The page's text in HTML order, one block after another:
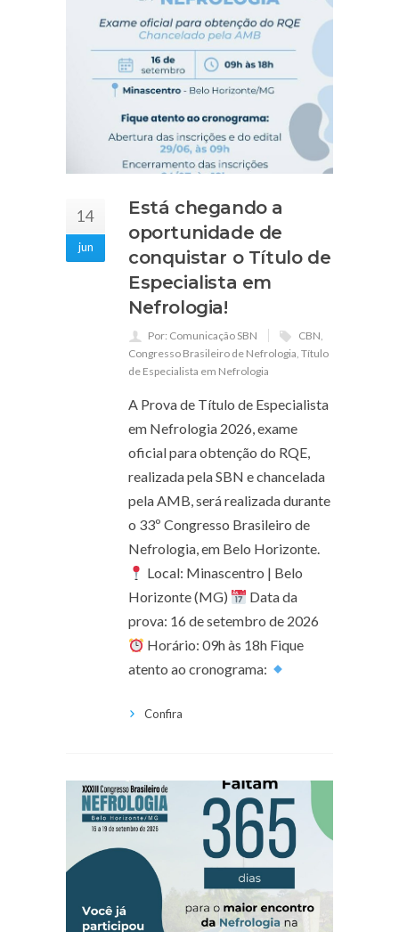
14
jun
Está chegando a
oportunidade de
conquistar o Título de
Especialista em
Nefrologia!
Por: Comunicação SBN CBN,
Congresso Brasileiro de Nefrologia, Título
de Especialista em Nefrologia
A Prova de Título de Especialista
em Nefrologia 2026, exame
oficial para obtenção do RQE,
realizada pela SBN e chancelada
pela AMB, será realizada durante
o 33º Congresso Brasileiro de
Nefrologia, em Belo Horizonte.
Local: Minascentro | Belo
Horizonte (MG)
Data da
prova: 16 de setembro de 2026
Horário: 09h às 18h Fique
atento ao cronograma:
Confira